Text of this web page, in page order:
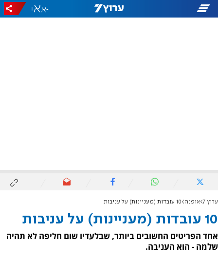
-
+
ערוץ 7 אופנה 10 עובדות (מעניינות) על עניבות
10 עובדות (מעניינות) על עניבות
אחד הפריטים החשובים ביותר, שבלעדיו שום חליפה לא תהיה
שלמה - הוא העניבה.